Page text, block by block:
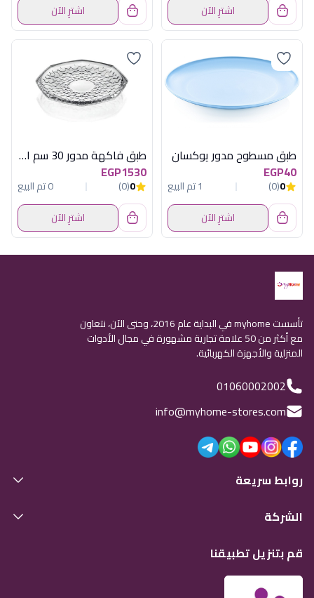
اشترِ الآن
اشترِ الآن
طبق مسطوح مدور يوكسان
EGP40
0
(0)
1 تم البيع
اشترِ الآن
طبق فاكهة مدور 30 سم ارابيسك
EGP1530
0
(0)
0 تم البيع
اشترِ الآن
تأسست myhome في البداية عام 2016، وحتى الآن، نتعاون
مع أكثر من 50 علامة تجارية مشهورة في مجال الأدوات
المنزلية والأجهزة الكهربائية.
01060002002
info@myhome-stores.com
روابط سريعة
الشركة
قم بتنزيل تطبيقنا